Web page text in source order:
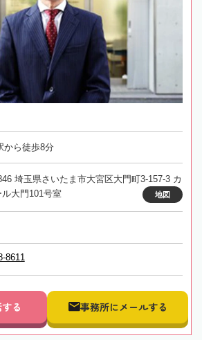
から徒歩8分
埼玉県さいたま市大宮区大門町3-157-3 カ
大門101号室
地図
8611
る 事務所にメールする